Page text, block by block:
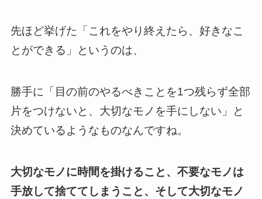
先ほど挙げた「これをやり終えたら、好きなこ
とができる」というのは、
勝手に「目の前のやるべきことを1つ残らず全部
片をつけないと、大切なモノを手にしない」と
決めているようなものなんですね。
大切なモノに時間を掛けること、不要なモノは
手放して捨ててしまうこと、そして大切なモノ